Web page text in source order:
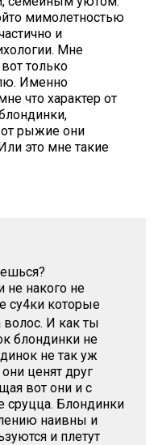
мимолетностью
и
Мне
только
Именно
что характер от
рыжие они
это мне такие
не накого не
су4ки которые
И как ты
блондинки не
не так уж
ценят друг
вот они и с
сруцца. Блондинки
наивны и
и плетут